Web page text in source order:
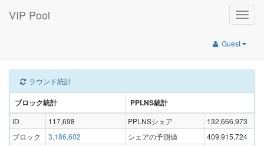
Toggle
VIP Pool
Guest
ラウンド統計
ブロック統計 PPLNS統計
ID 117,698 PPLNSシェア
132,666,973
ブロック
3,186,602 シェアの予測値
409,915,724